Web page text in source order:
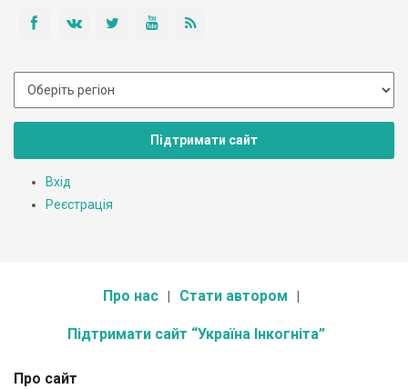
Підтримати сайт
Вхід
Реєстрація
Про нас Стати автором
Підтримати сайт “Україна Інкогніта”
Про сайт